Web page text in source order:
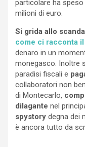
particolare ha
milioni di euro.
Si grida allo
come ci racconta il
denaro in un
monegasco. Inoltre
paradisi fiscali e
collaboratori non
di Montecarlo,
dilagante nel
spystory degna dei
è ancora tutto da